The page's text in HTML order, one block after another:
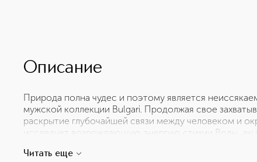
Описание
Природа полна чудес и поэтому является
мужской коллекции Bulgari. Продолжая свое
раскрытие глубочайшей связи между человеком и
исследует возрождающую энергию стихии Воды,
выглядит иначе, Bulgari Man Rain Essence — это
Читать еще